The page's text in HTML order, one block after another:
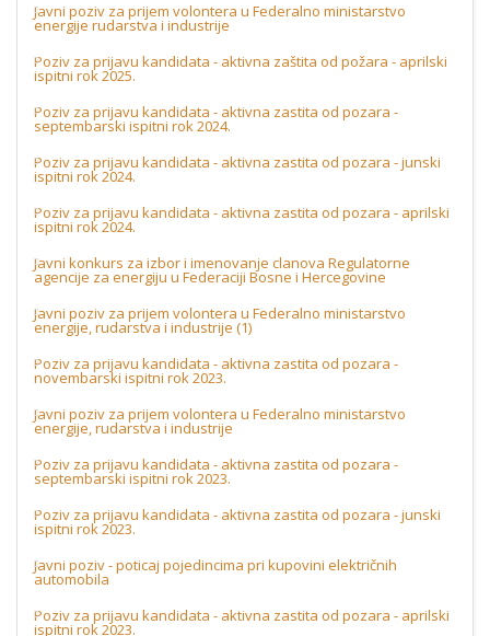
Javni poziv za prijem volontera u Federalno ministarstvo
energije rudarstva i industrije
Poziv za prijavu kandidata - aktivna zaštita od požara - aprilski
ispitni rok 2025.
Poziv za prijavu kandidata - aktivna zastita od pozara -
septembarski ispitni rok 2024.
Poziv za prijavu kandidata - aktivna zastita od pozara - junski
ispitni rok 2024.
Poziv za prijavu kandidata - aktivna zastita od pozara - aprilski
ispitni rok 2024.
Javni konkurs za izbor i imenovanje clanova Regulatorne
agencije za energiju u Federaciji Bosne i Hercegovine
Javni poziv za prijem volontera u Federalno ministarstvo
energije, rudarstva i industrije (1)
Poziv za prijavu kandidata - aktivna zastita od pozara -
novembarski ispitni rok 2023.
Javni poziv za prijem volontera u Federalno ministarstvo
energije, rudarstva i industrije
Poziv za prijavu kandidata - aktivna zastita od pozara -
septembarski ispitni rok 2023.
Poziv za prijavu kandidata - aktivna zastita od pozara - junski
ispitni rok 2023.
Javni poziv - poticaj pojedincima pri kupovini električnih
automobila
Poziv za prijavu kandidata - aktivna zastita od pozara - aprilski
ispitni rok 2023.